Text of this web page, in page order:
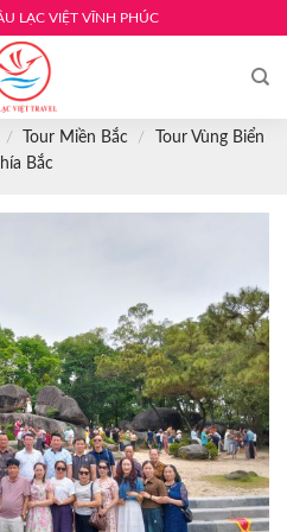
LẠC VIỆT VĨNH PHÚC
/ Tour Miền Bắc /
Tour Vùng Biển
Bắc